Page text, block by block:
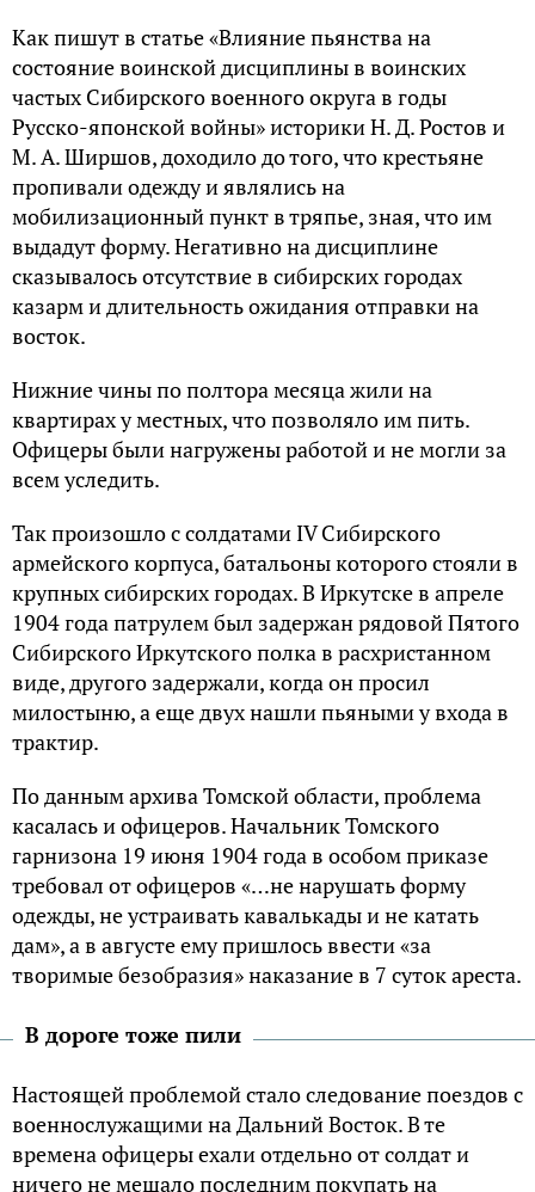
Как пишут в статье «Влияние пьянства на
состояние воинской дисциплины в воинских
частых Сибирского военного округа в годы
Русско-японской войны» историки Н. Д. Ростов и
М. А. Ширшов, доходило до того, что крестьяне
пропивали одежду и являлись на
мобилизационный пункт в тряпье, зная, что им
выдадут форму. Негативно на дисциплине
сказывалось отсутствие в сибирских городах
казарм и длительность ожидания отправки на
восток.
Нижние чины по полтора месяца жили на
квартирах у местных, что позволяло им пить.
Офицеры были нагружены работой и не могли за
всем уследить.
Так произошло с солдатами IV Сибирского
армейского корпуса, батальоны которого стояли в
крупных сибирских городах. В Иркутске в апреле
1904 года патрулем был задержан рядовой Пятого
Сибирского Иркутского полка в расхристанном
виде, другого задержали, когда он просил
милостыню, а еще двух нашли пьяными у входа в
трактир.
По данным архива Томской области, проблема
касалась и офицеров. Начальник Томского
гарнизона 19 июня 1904 года в особом приказе
требовал от офицеров «…не нарушать форму
одежды, не устраивать кавалькады и не катать
дам», а в августе ему пришлось ввести «за
творимые безобразия» наказание в 7 суток ареста.
В дороге тоже пили
Настоящей проблемой стало следование поездов с
военнослужащими на Дальний Восток. В те
времена офицеры ехали отдельно от солдат и
ничего не мешало последним покупать на